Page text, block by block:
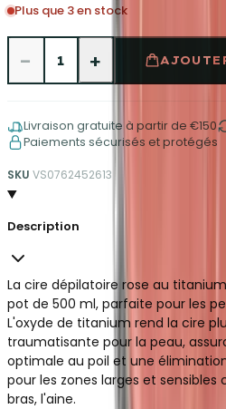
Plus que 3 en stock
− 1 +
Livraison gratuite à partir de €150
Paiements sécurisés et protégés
SKU VS0762452613
Description
La cire dépilatoire rose au
pot de 500 ml, parfaite pour les
L'oxyde de titanium rend la cire
traumatisante pour la peau,
optimale au poil et une
pour les zones larges et sensibles
bras, l'aine.